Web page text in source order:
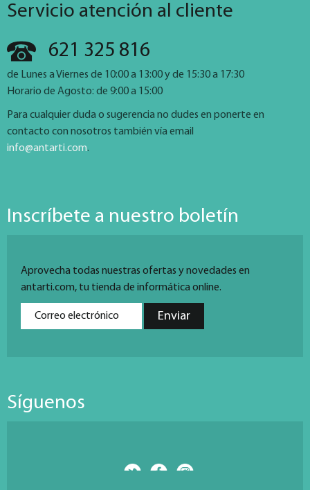
Servicio atención al cliente
621 325 816
de Lunes a Viernes de 10:00 a 13:00 y de 15:30 a 17:30
Horario de Agosto: de 9:00 a 15:00
Para cualquier duda o sugerencia no dudes en ponerte en
contacto con nosotros también vía email
info@antarti.com.
Inscríbete a nuestro boletín
Aprovecha todas nuestras ofertas y novedades en
antarti.com, tu tienda de informática online.
Síguenos